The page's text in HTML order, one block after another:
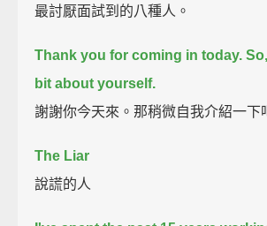
最討厭面試到的八種人。
Thank you for coming in today.
bit about yourself.
謝謝你今天來。那稍微自我介紹一下
The Liar
說謊的人